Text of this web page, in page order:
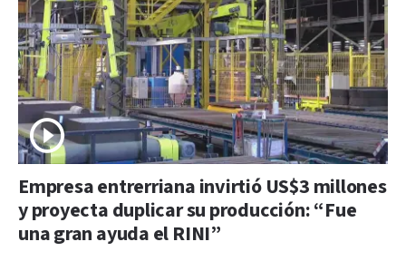
Empresa entrerriana invirtió US$3 millones
y proyecta duplicar su producción: “Fue
una gran ayuda el RINI”